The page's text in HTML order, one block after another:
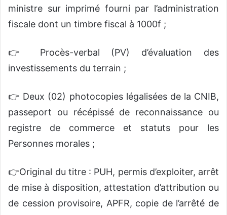
ministre sur imprimé fourni par l’administration
fiscale dont un timbre fiscal à 1000f ;
👉 Procès-verbal (PV) d’évaluation des
investissements du terrain ;
👉 Deux (02) photocopies légalisées de la CNIB,
passeport ou récépissé de reconnaissance ou
registre de commerce et statuts pour les
Personnes morales ;
👉Original du titre : PUH, permis d’exploiter, arrêt
de mise à disposition, attestation d’attribution ou
de cession provisoire, APFR, copie de l’arrêté de